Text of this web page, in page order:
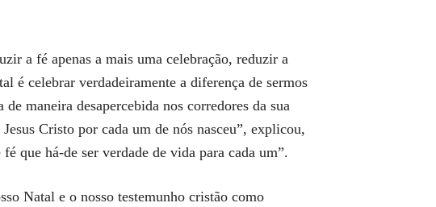
a fé apenas a mais uma celebração, reduzir a
é celebrar verdadeiramente a diferença de sermos
maneira desapercebida nos corredores da sua
Cristo por cada um de nós nasceu”, explicou,
que há-de ser verdade de vida para cada um”.
Natal e o nosso testemunho cristão como